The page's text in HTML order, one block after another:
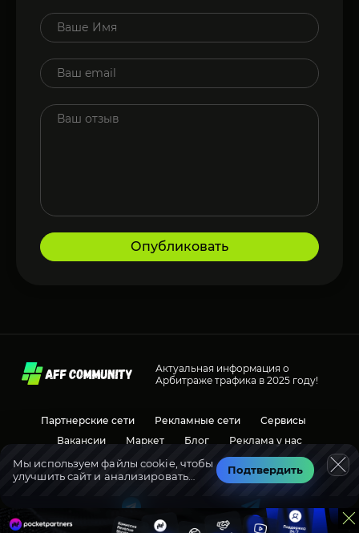
Опубликовать
Актуальная информация о
Арбитраже трафика в 2025 году!
Партнерские сети Рекламные сети
Сервисы
Вакансии
Маркет Блог Реклама у нас
Социальные сети Обсуждения
Мы используем файлы cookie, чтобы
улучшить сайт и анализировать
Подтвердить